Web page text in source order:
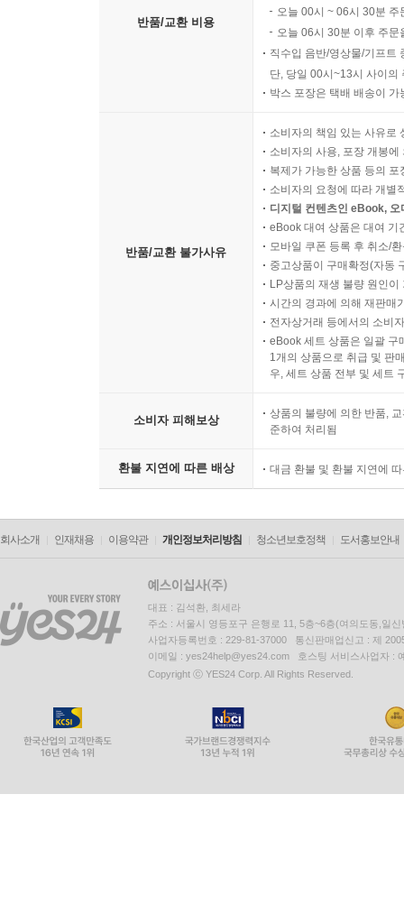
반품/교환 비용
오늘 00시 ~ 06시 30분
오늘 06시 30분 이후 주
직수입 음반/영상물/기프트
단, 당일 00시~13시 사이의
박스 포장은 택배 배송이
반품/교환 불가사유
소비자의 책임 있는 사유로
소비자의 사용, 포장 개봉
복제가 가능한 상품 등의
소비자의 요청에 따라 개별
디지털 컨텐츠인 eBook,
eBook 대여 상품은 대여 기
모바일 쿠폰 등록 후 취소/
중고상품이 구매확정(자동
LP상품의 재생 불량 원인
시간의 경과에 의해 재판매
전자상거래 등에서의 소비
eBook 세트 상품은 일괄 구
1개의 상품으로 취급 및 판
우, 세트 상품 전부 및 세트
소비자 피해보상
상품의 불량에 의한 반품,
준하여 처리됨
환불 지연에 따른 배상 대금 환불 및 환불 지연에
회사소개 인재채용 이용약관 개인정보처리방침 청소년보호정책 도서홍보안내
대표 : 김석환, 최세라
주소 : 서울시 영등포구 은행로 11, 5층~6층(여의도동,일신
사업자등록번호 : 229-81-37000 통신판매업신고 : 제
이메일 : yes24help@yes24.com 호스팅 서비스사업자 :
Copyright ⓒ YES24 Corp. All Rights Reserved.